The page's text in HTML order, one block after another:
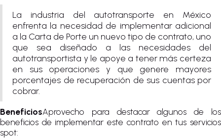
La industria del autotransporte en México
enfrenta la necesidad de implementar adicional
a la Carta de Porte un nuevo tipo de contrato, uno
que sea diseñado a las necesidades del
autotransportista y le apoye a tener más certeza
en sus operaciones y que genere mayores
porcentajes de recuperación de sus cuentas por
cobrar.
BeneficiosAprovecho para destacar algunos de los
beneficios de implementar este contrato en tus servicios
spot: